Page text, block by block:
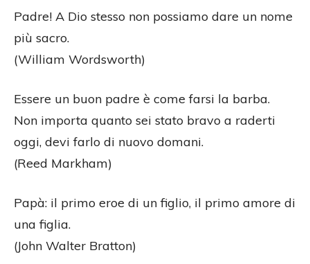
Padre! A Dio stesso non possiamo dare un nome
più sacro.
(William Wordsworth)
Essere un buon padre è come farsi la barba.
Non importa quanto sei stato bravo a raderti
oggi, devi farlo di nuovo domani.
(Reed Markham)
Papà: il primo eroe di un figlio, il primo amore di
una figlia.
(John Walter Bratton)